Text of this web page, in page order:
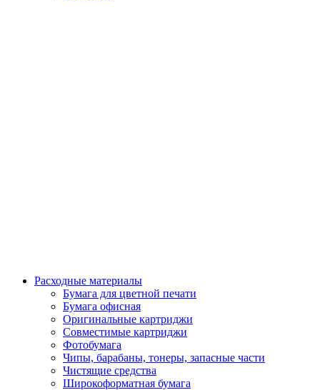
Расходные материалы
Бумага для цветной печати
Бумага офисная
Оригинальные картриджи
Совместимые картриджи
Фотобумага
Чипы, барабаны, тонеры, запасные части
Чистящие средства
Широкоформатная бумага